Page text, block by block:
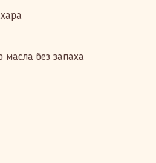
масла без запаха